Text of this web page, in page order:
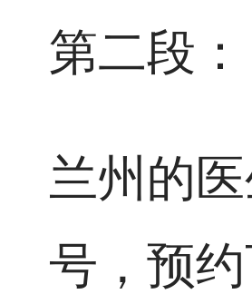
第二段：
兰州的
号，预